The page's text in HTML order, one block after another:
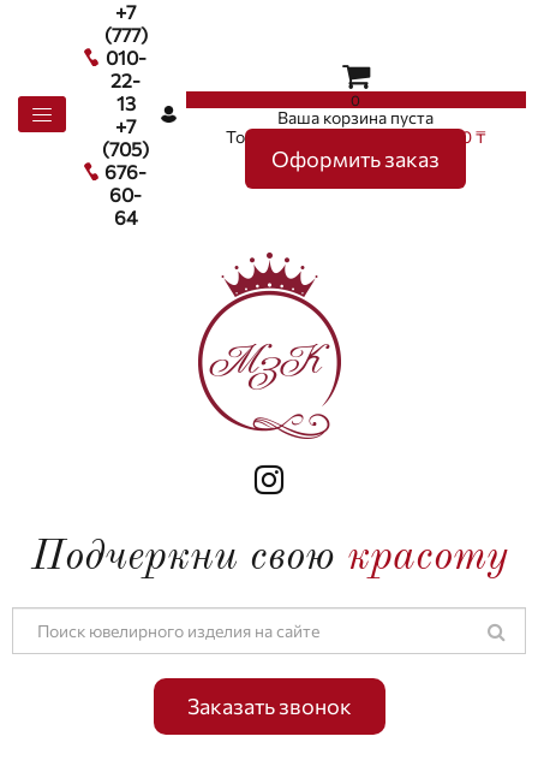
+7
(777)
010-
22-
13
+7
(705)
676-
60-
64
0
Ваша корзина пуста
Товаров в корзине
на сумму0 ₸
Оформить заказ
Подчеркни свою красоту
Заказать звонок